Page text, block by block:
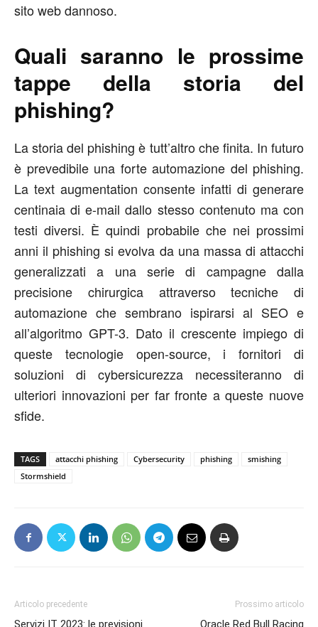
sito web dannoso.
Quali saranno le prossime
tappe della storia del
phishing?
La storia del phishing è tutt’altro che finita. In futuro
è prevedibile una forte automazione del phishing.
La text augmentation consente infatti di generare
centinaia di e-mail dallo stesso contenuto ma con
testi diversi. È quindi probabile che nei prossimi
anni il phishing si evolva da una massa di attacchi
generalizzati a una serie di campagne dalla
precisione chirurgica attraverso tecniche di
automazione che sembrano ispirarsi al SEO e
all’algoritmo GPT-3. Dato il crescente impiego di
queste tecnologie open-source, i fornitori di
soluzioni di cybersicurezza necessiteranno di
ulteriori innovazioni per far fronte a queste nuove
sfide.
TAGS attacchi phishing Cybersecurity phishing
smishing
Stormshield
Articolo precedente Prossimo articolo